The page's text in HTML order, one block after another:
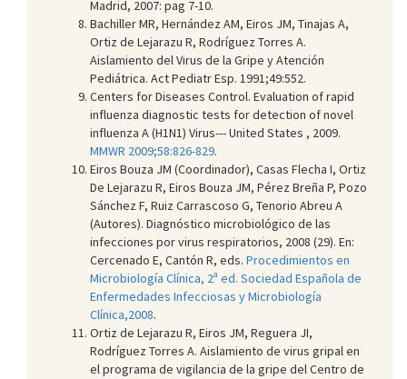
Madrid, 2007: pag 7-10.
Bachiller MR, Hernández AM, Eiros JM, Tinajas A,
Ortiz de Leja­razu R, Rodríguez Torres A.
Aislamiento del Virus de la Gripe y Atención
Pediátri­ca. Act Pediatr Esp. 1991;49:552.
Centers for Diseases Control. Evaluation of rapid
influenza diagnostic tests for detection of novel
influenza A (H1N1) Virus--- United States , 2009.
MMWR 2009;58:826-829.
Eiros Bouza JM (Coordinador), Casas Flecha I, Ortiz
De Lejarazu R, Eiros Bouza JM, Pérez Breña P, Pozo
Sánchez F, Ruiz Carrascoso G, Tenorio Abreu A
(Autores). Diagnóstico microbiológico de las
infecciones por virus respiratorios, 2008 (29). En:
Cercenado E, Cantón R, eds. Procedimientos en
Microbiología Clínica, 2ª ed. Sociedad Española de
Enfermedades Infecciosas y Microbiología
Clínica,2008.
Ortiz de Lejarazu R, Eiros JM, Reguera JI,
Rodríguez Torres A. Aislamiento de virus gripal en
el programa de vigilancia de la gripe del Centro de